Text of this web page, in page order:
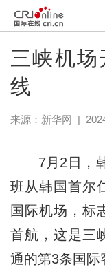
三峡机
线
来源： 新华网 |
7月2日，韩
班从韩国首尔
国际机场，标
首航，这是三
通的第3条国际